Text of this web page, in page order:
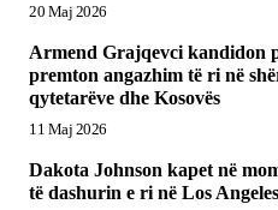
20 Maj 2026
Armend Grajqevci kandidon
premton angazhim të ri në
qytetarëve dhe Kosovës
11 Maj 2026
Dakota Johnson kapet në
të dashurin e ri në Los Angeles